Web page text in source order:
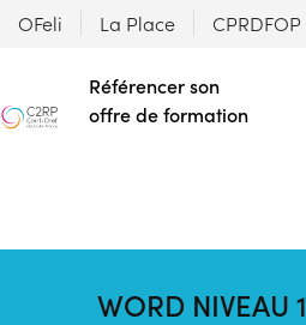
OFeli La Place CPRDFOP
Référencer son
offre de formation
WORD NIVEAU 1